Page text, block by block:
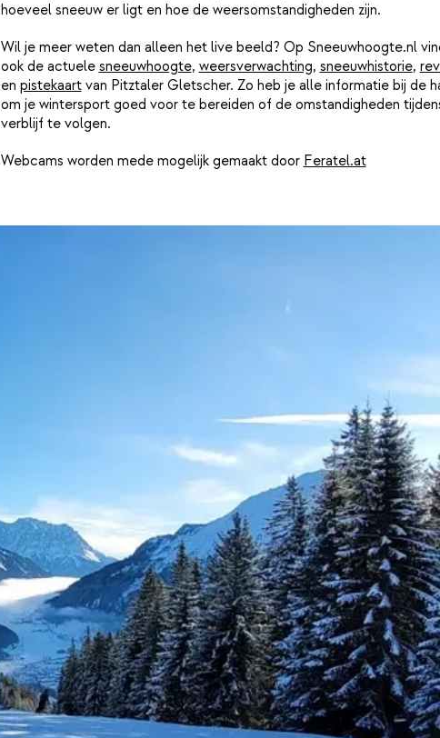
hoeveel sneeuw er ligt en hoe de weersomstandigheden zijn.
Wil je meer weten dan alleen het live beeld? Op Sneeuwhoogte.nl
ook de actuele sneeuwhoogte, weersverwachting, sneeuwhistorie,
en pistekaartvan Pitztaler Gletscher. Zo heb je alle informatie bij de
om je wintersport goed voor te bereiden of de omstandigheden
verblijf te volgen.
Webcams worden mede mogelijk gemaakt door Feratel.at